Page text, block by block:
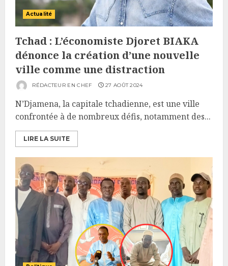
Actualité
Tchad : L’économiste Djoret BIAKA
dénonce la création d’une nouvelle
ville comme une distraction
RÉDACTEUR EN CHEF 27 AOÛT 2024
N’Djamena, la capitale tchadienne, est une ville
confrontée à de nombreux défis, notamment des...
LIRE LA SUITE